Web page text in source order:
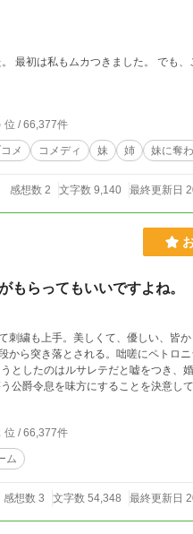
最初は私もムカつきました。 でも
位 / 66,377件
メ コメディ 妹 姉 妹に奪
感想数 2 文字数 9,140 最終更新日
もらってもいいですよね。
刺繍も上手。美しくて、優しい、皆
ら突き落とされる。咄嗟にペトロ
妹が慕う公爵令息を味方にすることを決
位 / 66,377件
ム
感想数 3 文字数 54,348 最終更新日